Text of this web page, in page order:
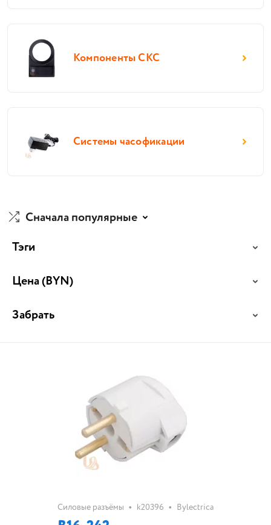
Компоненты СКС
Системы часофикации
Сначала популярные
Тэги
Цена(BYN)
Забрать
Силовые разъёмы • k20396 • Bylectrica